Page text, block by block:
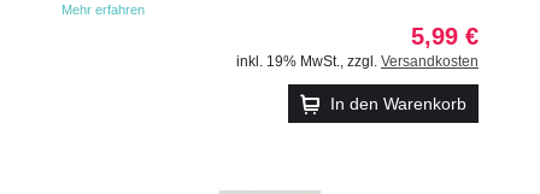
Mehr erfahren
5,99 €
inkl. 19% MwSt. zzgl. Versandkosten
In den Warenkorb